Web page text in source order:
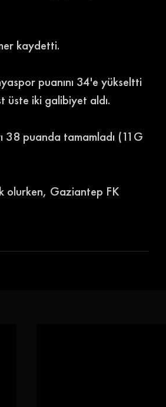
kaydetti.
puanını 34'e yükseltti
üste iki galibiyet aldı.
38 puanda tamamladı (11G
olurken, Gaziantep FK